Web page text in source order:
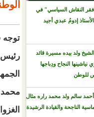
النقاش السياسي" في
الأستاذ إدومُ عبدي أجيد
الشيخ ولد بيده مسيرة قائد
النجاح ودِباجها
للوطن
سالم ولد محمد راره مثال
الناجحة والقيادة الرشيدة
توجه
رئيس
محمد